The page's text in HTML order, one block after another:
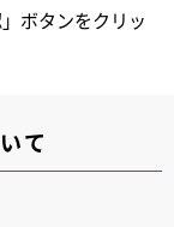
ボタンをクリッ
て